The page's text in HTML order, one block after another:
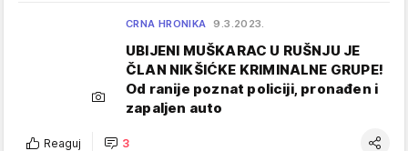
CRNA HRONIKA 9.3.2023.
UBIJENI MUŠKARAC U RUŠNJU JE
ČLAN NIKŠIĆKE KRIMINALNE GRUPE!
Od ranije poznat policiji, pronađen i
zapaljen auto
Reaguj 3